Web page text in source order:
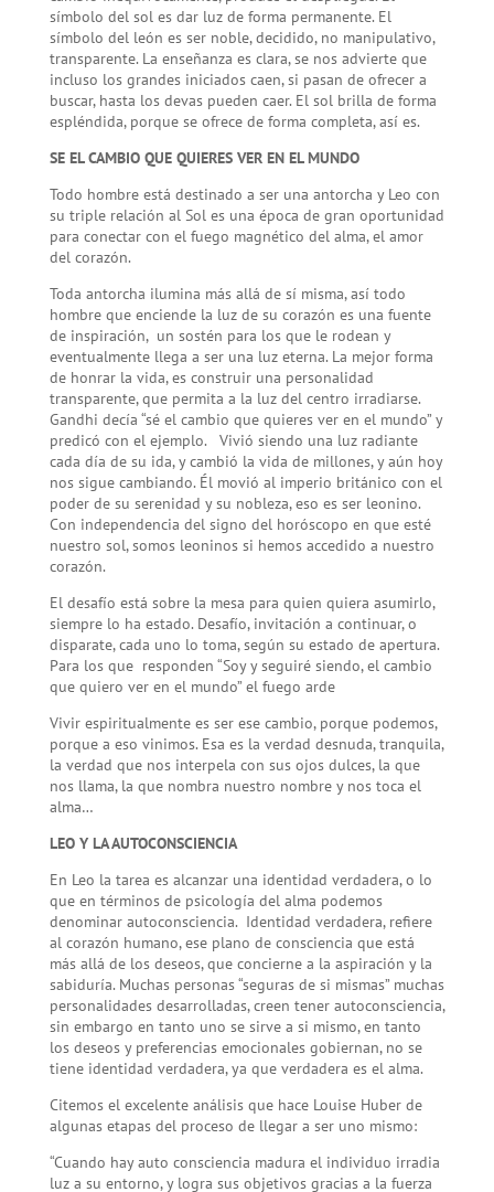
símbolo del sol es dar luz de forma permanente. El
símbolo del león es ser noble, decidido, no manipulativo,
transparente. La enseñanza es clara, se nos advierte que
incluso los grandes iniciados caen, si pasan de ofrecer a
buscar, hasta los devas pueden caer. El sol brilla de forma
espléndida, porque se ofrece de forma completa, así es.
SE EL CAMBIO QUE QUIERES VER EN EL MUNDO
Todo hombre está destinado a ser una antorcha y Leo con
su triple relación al Sol es una época de gran oportunidad
para conectar con el fuego magnético del alma, el amor
del corazón.
Toda antorcha ilumina más allá de sí misma, así todo
hombre que enciende la luz de su corazón es una fuente
de inspiración, un sostén para los que le rodean y
eventualmente llega a ser una luz eterna. La mejor forma
de honrar la vida, es construir una personalidad
transparente, que permita a la luz del centro irradiarse.
Gandhi decía “sé el cambio que quieres ver en el mundo” y
predicó con el ejemplo. Vivió siendo una luz radiante
cada día de su ida, y cambió la vida de millones, y aún hoy
nos sigue cambiando. Él movió al imperio británico con el
poder de su serenidad y su nobleza, eso es ser leonino.
Con independencia del signo del horóscopo en que esté
nuestro sol, somos leoninos si hemos accedido a nuestro
corazón.
El desafío está sobre la mesa para quien quiera asumirlo,
siempre lo ha estado. Desafío, invitación a continuar, o
disparate, cada uno lo toma, según su estado de apertura.
Para los que responden “Soy y seguiré siendo, el cambio
que quiero ver en el mundo” el fuego arde
Vivir espiritualmente es ser ese cambio, porque podemos,
porque a eso vinimos. Esa es la verdad desnuda, tranquila,
la verdad que nos interpela con sus ojos dulces, la que
nos llama, la que nombra nuestro nombre y nos toca el
alma…
LEO Y LA AUTOCONSCIENCIA
En Leo la tarea es alcanzar una identidad verdadera, o lo
que en términos de psicología del alma podemos
denominar autoconsciencia. Identidad verdadera, refiere
al corazón humano, ese plano de consciencia que está
más allá de los deseos, que concierne a la aspiración y la
sabiduría. Muchas personas “seguras de si mismas” muchas
personalidades desarrolladas, creen tener autoconsciencia,
sin embargo en tanto uno se sirve a si mismo, en tanto
los deseos y preferencias emocionales gobiernan, no se
tiene identidad verdadera, ya que verdadera es el alma.
Citemos el excelente análisis que hace Louise Huber de
algunas etapas del proceso de llegar a ser uno mismo:
“Cuando hay auto consciencia madura el individuo irradia
luz a su entorno, y logra sus objetivos gracias a la fuerza